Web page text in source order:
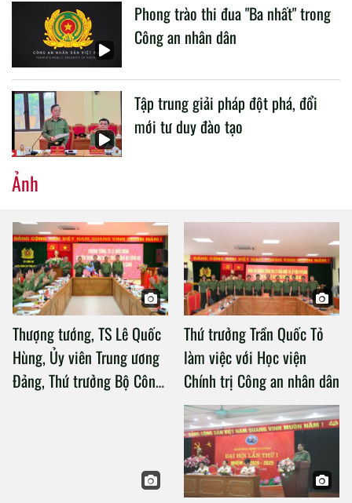
Phong trào thi đua "Ba nhất" trong
Công an nhân dân
Tập trung giải pháp đột phá, đổi
mới tư duy đào tạo
Ảnh
Thượng tướng, TS Lê Quốc
Hùng, Ủy viên Trung ương
Đảng, Thứ trưởng Bộ Công
Thứ trưởng Trần Quốc Tỏ
làm việc với Học viện
Chính trị Công an nhân dân